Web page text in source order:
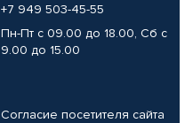
+7 949 503-45-55
Пн-Пт с 09.00 до 18.00, Сб с
9.00 до 15.00
Согласие посетителя сайта